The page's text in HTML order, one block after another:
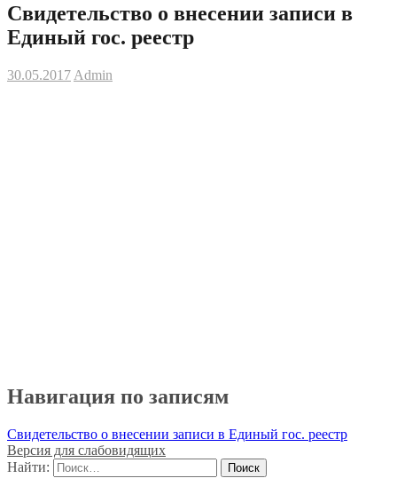
Свидетельство о внесении записи в
Единый гос. реестр
30.05.2017 Admin
Навигация по записям
Свидетельство о внесении записи в Единый гос. реестр
Версия для слабовидящих
Найти: